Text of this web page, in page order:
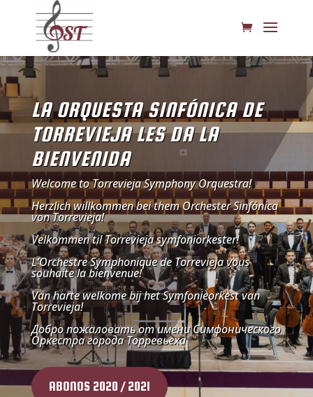
LA ORQUESTA SINFÓNICA DE
TORREVIEJA LES DA LA
BIENVENIDA
Welcome to Torrevieja Symphony Orquestra!
Herzlich willkommen bei them Orchester Sinfónica
von Torrevieja!
Velkommen til Torrevieja symfoniorkester!
L’Orchestre Symphonique de Torrevieja vous
souhaite la bienvenue!
Van harte welkome bij het Symfonieorkest van
Torrevieja!
Добро пожаловать от имени Симфонического
Оркестра города Торревьеха
ABONOS 2020 / 2021